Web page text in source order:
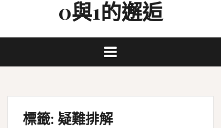
0與1的邂逅
標籤: 疑難排解